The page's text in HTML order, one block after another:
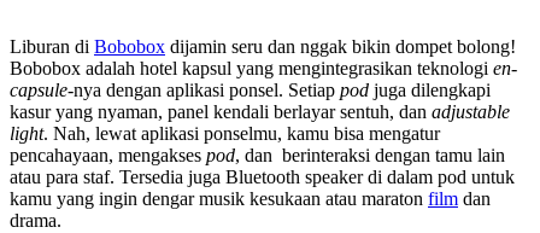
Liburan di Bobobox dijamin seru dan nggak bikin dompet bolong!
Bobobox adalah hotel kapsul yang mengintegrasikan teknologi en-
capsule-nya dengan aplikasi ponsel. Setiap pod juga dilengkapi
kasur yang nyaman, panel kendali berlayar sentuh, dan adjustable
light. Nah, lewat aplikasi ponselmu, kamu bisa mengatur
pencahayaan, mengakses pod, dan berinteraksi dengan tamu lain
atau para staf. Tersedia juga Bluetooth speaker di dalam pod untuk
kamu yang ingin dengar musik kesukaan atau maraton film dan
drama.